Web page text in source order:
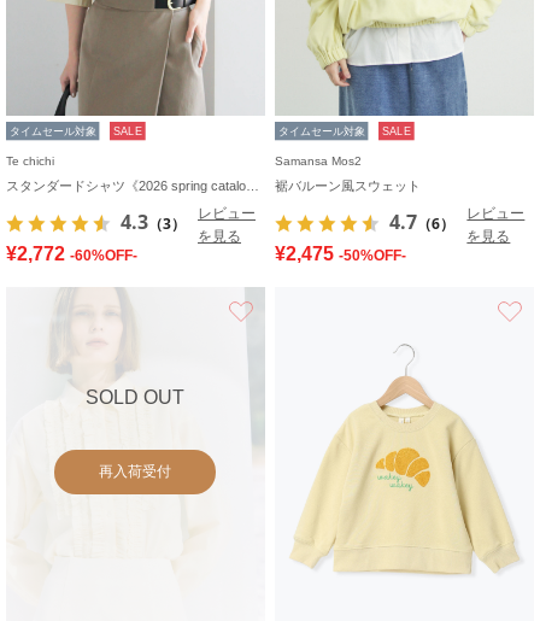
タイムセール対象 SALE
Te chichi
4.3 （3）
レビュー
を見る
¥2,772 -60%OFF-
タイムセール対象 SALE
Samansa Mos2
裾バルーン風スウェット
4.7 （6）
レビュー
を見る
¥2,475 -50%OFF-
SOLD OUT
再入荷受付